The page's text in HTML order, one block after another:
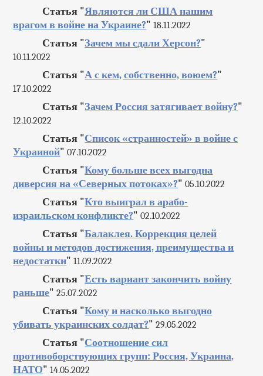
Статья "Являются ли США нашим
врагом в войне на Украине?" 18.11.2022
Статья "Зачем мы сдали Херсон?"
10.11.2022
Статья "А с кем, собственно, воюем?"
17.10.2022
Статья "Зачем Россия затягивает войну?"
12.10.2022
Статья "Список «странностей» в войне с
Украиной" 07.10.2022
Статья "Кому больше всех выгодна
диверсия на «Северных потоках»?" 05.10.2022
Статья "Кто выиграл в арабо-
израильском конфликте?" 02.10.2022
Статья "Балаклея. Коррекция целей
войны и методов достижения, преимущества и
недостатки" 11.09.2022
Статья "Есть вариант закончить войну
раньше" 25.07.2022
Статья "Кому и насколько выгодно
убивать украинских солдат?" 29.05.2022
Статья "Соотношение сил
противоборствующих групп: Россия, Украина,
НАТО" 14.05.2022